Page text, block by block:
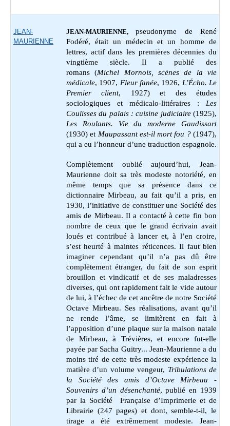
JEAN-
MAURIENNE
JEAN-MAURIENNE,
pseudonyme de René
Fodéré, était un médecin et un homme de
lettres, actif dans les premières décennies du
vingtième siècle. Il a publié des
romans (Michel Mornois, scènes de la vie
médicale, 1907, Fleur fanée, 1926, L’Écho. Le
Premier client, 1927) et des études
sociologiques et médicalo-littéraires : Les
Coulisses du palais : cuisine judiciaire(1925),
Les Roulants. Vie du moderne Gaudissart
(1930) et Maupassant est-il mort fou ? (1947),
qui a eu l’honneur d’une traduction espagnole.
Complètement oublié aujourd’hui, Jean-
Maurienne doit sa très modeste notoriété, en
même temps que sa présence dans ce
dictionnaire Mirbeau, au fait qu’il a pris, en
1930, l’initiative de constituer une Société des
amis de Mirbeau. Il a contacté à cette fin bon
nombre de ceux que le grand écrivain avait
loués et contribué à lancer et, à l’en croire,
s’est heurté à maintes réticences. Il faut bien
imaginer cependant qu’il n’a pas dû être
complètement étranger, du fait de son esprit
brouillon et vindicatif et de ses maladresses
diverses, qui ont rapidement fait le vide autour
de lui, à l’échec de cet ancêtre de notre Société
Octave Mirbeau. Ses réalisations, avant qu’il
ne rende l’âme, se limitèrent en fait à
l’apposition d’une plaque sur la maison natale
de Mirbeau, à Trévières, et encore fut-elle
payée par Sacha Guitry... Jean-Maurienne a du
moins tiré de cette très modeste expérience la
matière d’un volume vengeur, Tribulations de
la Société des amis d’Octave Mirbeau -
Souvenirs d’un désenchanté, publié en 1939
par la Société Française d’Imprimerie et de
Librairie (247 pages) et dont, semble-t-il, le
tirage a été extrêmement modeste. Jean-